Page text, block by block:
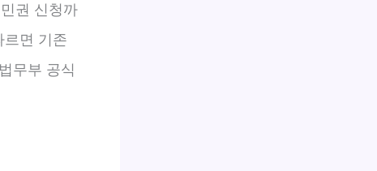
권 신청까
면 기존
무부 공식